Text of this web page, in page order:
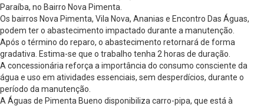
Paraíba, no Bairro Nova Pimenta.
Os bairros Nova Pimenta, Vila Nova, Ananias e Encontro Das Águas,
podem ter o abastecimento impactado durante a manutenção.
Após o término do reparo, o abastecimento retornará de forma
gradativa. Estima-se que o trabalho tenha 2 horas de duração.
A concessionária reforça a importância do consumo consciente da
água e uso em atividades essenciais, sem desperdícios, durante o
período da manutenção.
A Águas de Pimenta Bueno disponibiliza carro-pipa, que está à